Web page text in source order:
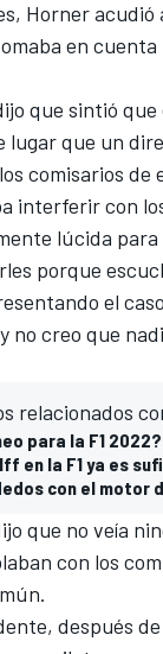
Horner acudió
en cuenta
que sintió que
lugar que un
comisarios de
interferir con
lúcida
porque
el
no creo que
relacionados
para la F1 2022?
en la F1 ya es
con el motor
que no veía
con los
después